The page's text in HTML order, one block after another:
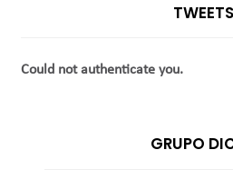
TWEETS
Could not authenticate you.
GRUPO